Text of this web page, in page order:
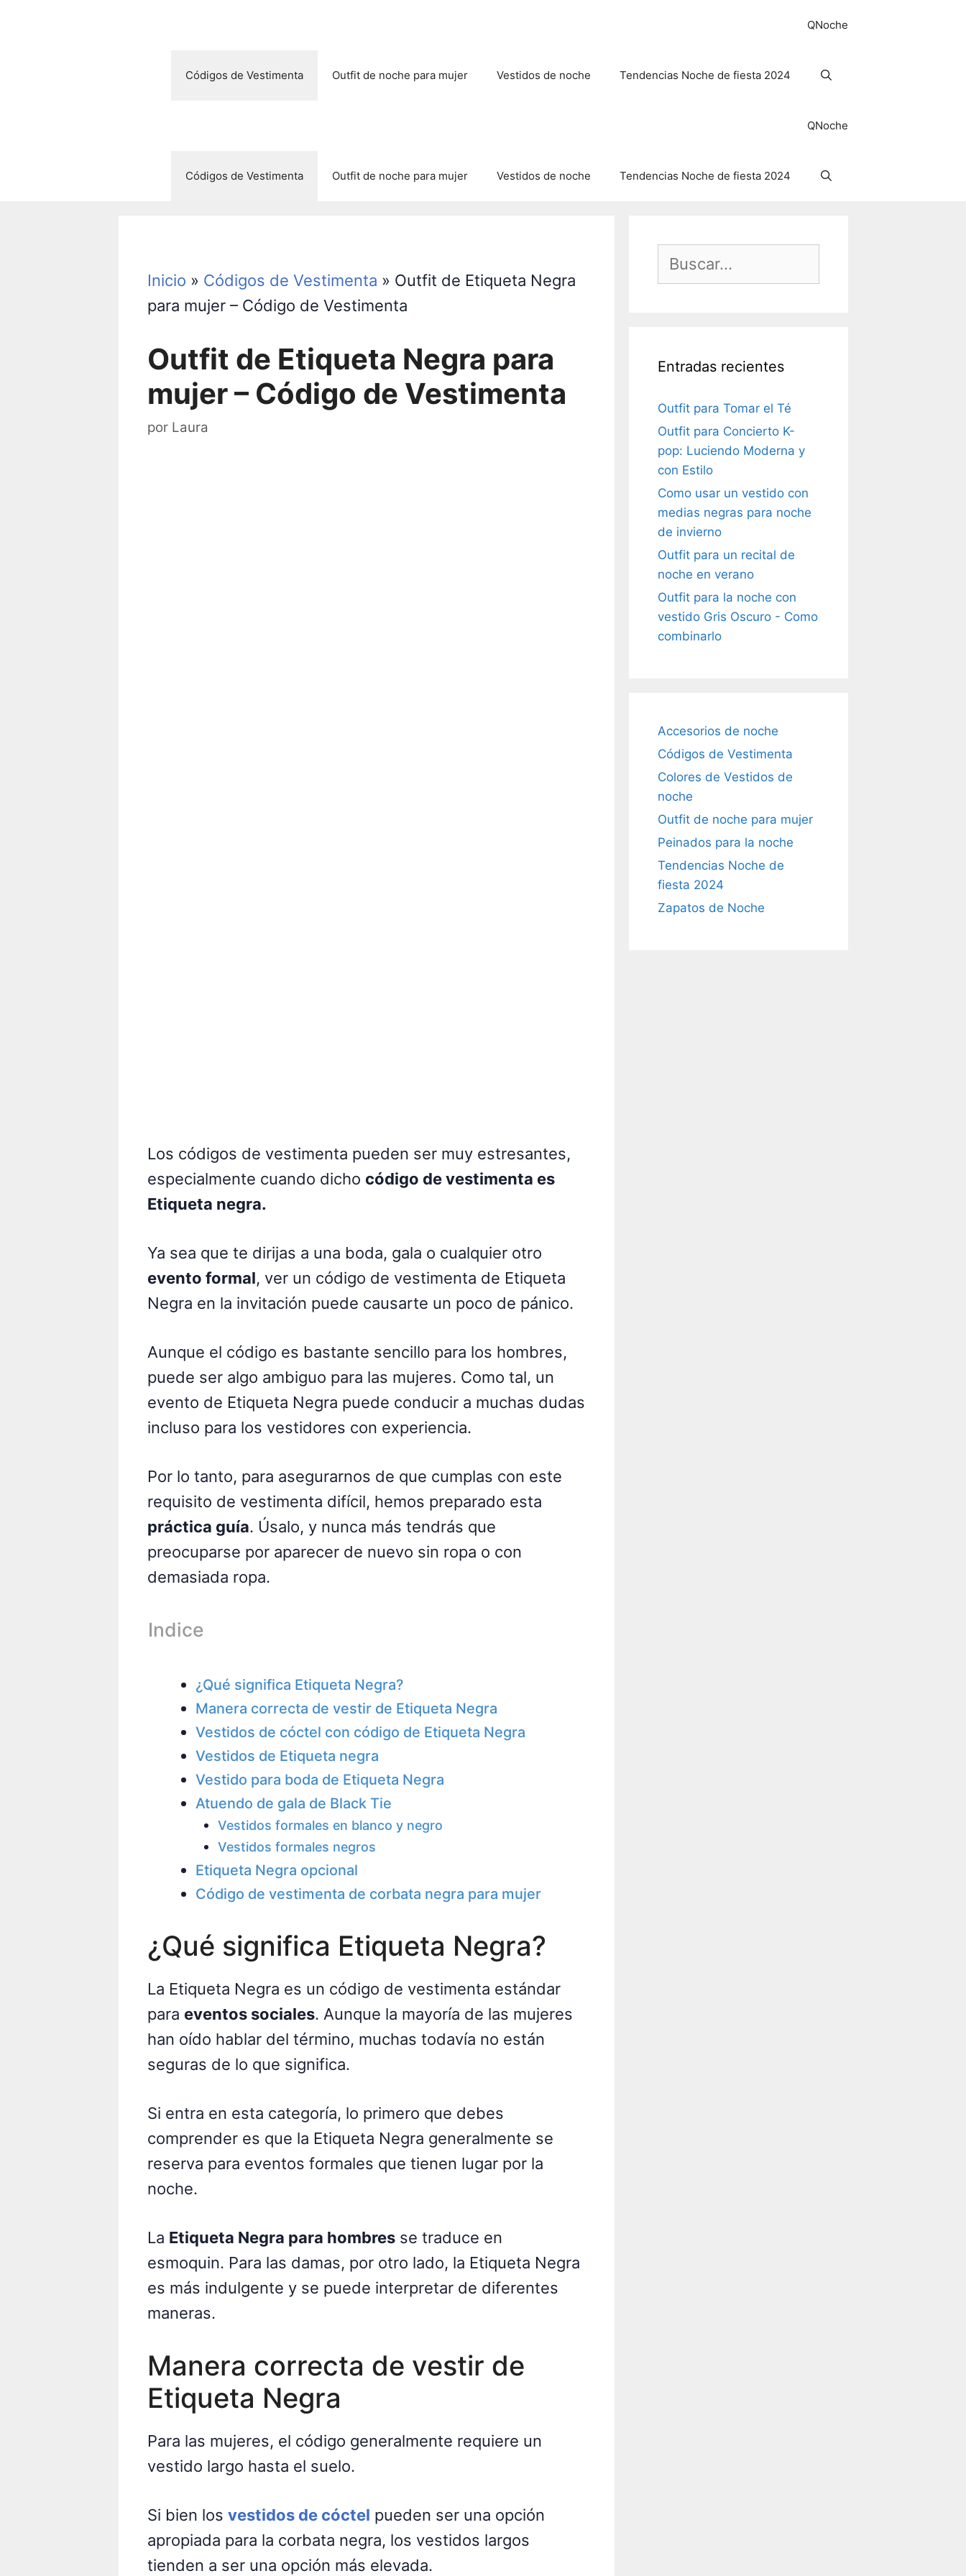
QNoche
Códigos de Vestimenta Outfit de noche para mujer Vestidos de noche Tendencias Noche de fiesta 2024
QNoche
Códigos de Vestimenta Outfit de noche para mujer Vestidos de noche Tendencias Noche de fiesta 2024
Inicio » Códigos de Vestimenta » Outfit de Etiqueta Negra
para mujer – Código de Vestimenta
Outfit de Etiqueta Negra para
mujer – Código de Vestimenta
por Laura
Los códigos de vestimenta pueden ser muy estresantes,
especialmente cuando dicho código de vestimenta es
Etiqueta negra.
Ya sea que te dirijas a una boda, gala o cualquier otro
evento formal, ver un código de vestimenta de Etiqueta
Negra en la invitación puede causarte un poco de pánico.
Aunque el código es bastante sencillo para los hombres,
puede ser algo ambiguo para las mujeres. Como tal, un
evento de Etiqueta Negra puede conducir a muchas dudas
incluso para los vestidores con experiencia.
Por lo tanto, para asegurarnos de que cumplas con este
requisito de vestimenta difícil, hemos preparado esta
práctica guía. Úsalo, y nunca más tendrás que
preocuparse por aparecer de nuevo sin ropa o con
demasiada ropa.
Indice
¿Qué significa Etiqueta Negra?
Manera correcta de vestir de Etiqueta Negra
Vestidos de cóctel con código de Etiqueta Negra
Vestidos de Etiqueta negra
Vestido para boda de Etiqueta Negra
Atuendo de gala de Black Tie
Vestidos formales en blanco y negro
Vestidos formales negros
Etiqueta Negra opcional
Código de vestimenta de corbata negra para mujer
¿Qué significa Etiqueta Negra?
La Etiqueta Negra es un código de vestimenta estándar
para eventos sociales. Aunque la mayoría de las mujeres
han oído hablar del término, muchas todavía no están
seguras de lo que significa.
Si entra en esta categoría, lo primero que debes
comprender es que la Etiqueta Negra generalmente se
reserva para eventos formales que tienen lugar por la
noche.
La Etiqueta Negra para hombresse traduce en
esmoquin. Para las damas, por otro lado, la Etiqueta Negra
es más indulgente y se puede interpretar de diferentes
maneras.
Manera correcta de vestir de
Etiqueta Negra
Para las mujeres, el código generalmente requiere un
vestido largo hasta el suelo.
Si bien los vestidos de cóctel pueden ser una opción
apropiada para la corbata negra, los vestidos largos
tienden a ser una opción más elevada.
Entradas recientes
Outfit para Tomar el Té
Outfit para Concierto K-
pop: Luciendo Moderna y
con Estilo
Como usar un vestido con
medias negras para noche
de invierno
Outfit para un recital de
noche en verano
Outfit para la noche con
vestido Gris Oscuro - Como
combinarlo
Accesorios de noche
Códigos de Vestimenta
Colores de Vestidos de
noche
Outfit de noche para mujer
Peinados para la noche
Tendencias Noche de
fiesta 2024
Zapatos de Noche